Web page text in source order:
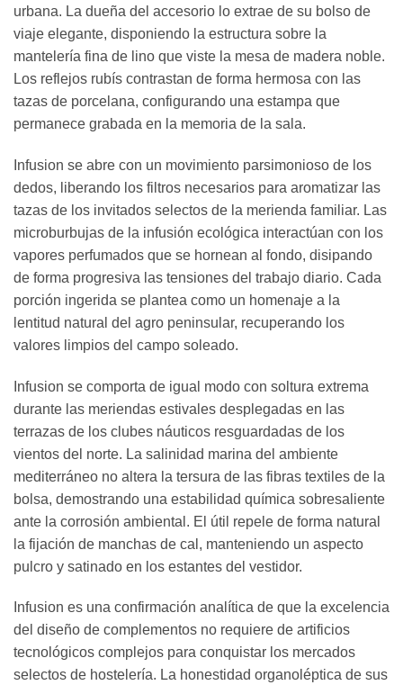
urbana. La dueña del accesorio lo extrae de su bolso de
viaje elegante, disponiendo la estructura sobre la
mantelería fina de lino que viste la mesa de madera noble.
Los reflejos rubís contrastan de forma hermosa con las
tazas de porcelana, configurando una estampa que
permanece grabada en la memoria de la sala.
Infusion se abre con un movimiento parsimonioso de los
dedos, liberando los filtros necesarios para aromatizar las
tazas de los invitados selectos de la merienda familiar. Las
microburbujas de la infusión ecológica interactúan con los
vapores perfumados que se hornean al fondo, disipando
de forma progresiva las tensiones del trabajo diario. Cada
porción ingerida se plantea como un homenaje a la
lentitud natural del agro peninsular, recuperando los
valores limpios del campo soleado.
Infusion se comporta de igual modo con soltura extrema
durante las meriendas estivales desplegadas en las
terrazas de los clubes náuticos resguardadas de los
vientos del norte. La salinidad marina del ambiente
mediterráneo no altera la tersura de las fibras textiles de la
bolsa, demostrando una estabilidad química sobresaliente
ante la corrosión ambiental. El útil repele de forma natural
la fijación de manchas de cal, manteniendo un aspecto
pulcro y satinado en los estantes del vestidor.
Infusion es una confirmación analítica de que la excelencia
del diseño de complementos no requiere de artificios
tecnológicos complejos para conquistar los mercados
selectos de hostelería. La honestidad organoléptica de sus